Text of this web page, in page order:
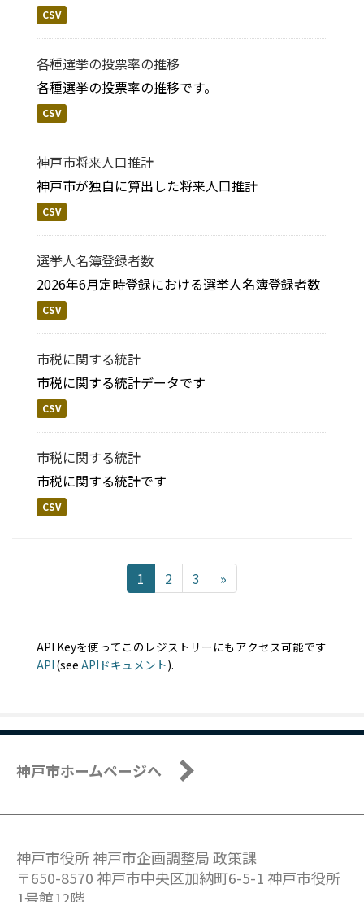
CSV
各種選挙の投票率の推移
各種選挙の投票率の推移です。
CSV
神戸市将来人口推計
神戸市が独自に算出した将来人口推計
CSV
選挙人名簿登録者数
2026年6月定時登録における選挙人名簿登録者数
CSV
市税に関する統計
市税に関する統計データです
CSV
市税に関する統計
市税に関する統計です
CSV
1 2 3 »
API Keyを使ってこのレジストリーにもアクセス可能です
API (see APIドキュメント).
神戸市ホームページへ
神戸市役所 神戸市企画調整局 政策課
〒650-8570 神戸市中央区加納町6-5-1 神戸市役所